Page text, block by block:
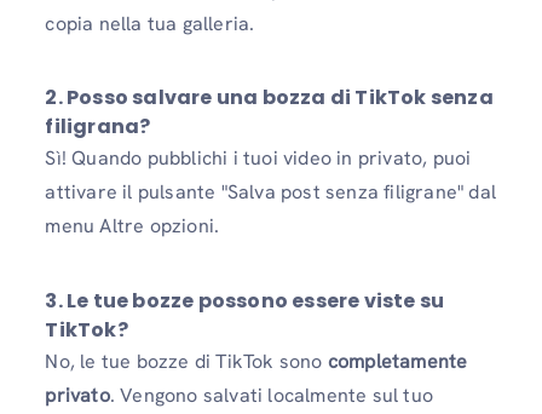
copia nella tua galleria.
2. Posso salvare una bozza di TikTok senza
filigrana?
Sì! Quando pubblichi i tuoi video in privato, puoi
attivare il pulsante "Salva post senza filigrane" dal
menu Altre opzioni.
3. Le tue bozze possono essere viste su
TikTok?
No, le tue bozze di TikTok sono completamente
privato. Vengono salvati localmente sul tuo